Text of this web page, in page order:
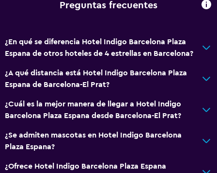
Recepción 24 horas
Unidad ubicada en la planta baja
extra)
Accesibilidad
Ascensor
Ascensor disponible
Estacionamiento accesible
Tina de baño adaptada
Preguntas frecuentes
¿En qué se diferencia Hotel Indigo Barcelona Plaza
Espana de otros hoteles de 4 estrellas en Barcelona?
¿A qué distancia está Hotel Indigo Barcelona Plaza
Espana de Barcelona-El Prat?
¿Cuál es la mejor manera de llegar a Hotel Indigo
Barcelona Plaza Espana desde Barcelona-El Prat?
¿Se admiten mascotas en Hotel Indigo Barcelona
Plaza Espana?
¿Ofrece Hotel Indigo Barcelona Plaza Espana